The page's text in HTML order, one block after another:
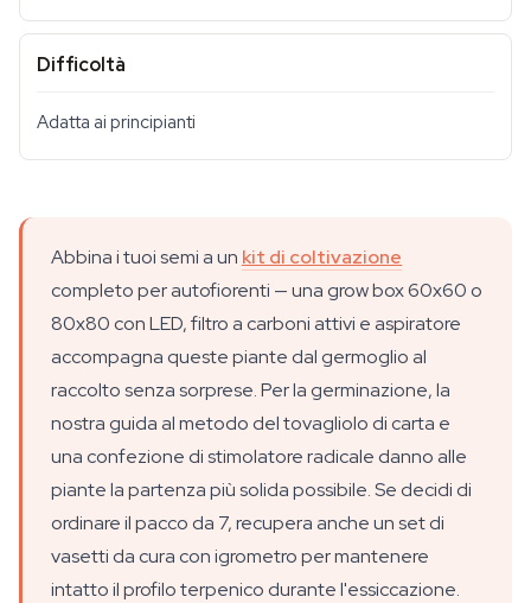
Difficoltà
Adatta ai principianti
Abbina i tuoi semi a un kit di coltivazione
completo per autofiorenti — una grow box 60x60 o
80x80 con LED, filtro a carboni attivi e aspiratore
accompagna queste piante dal germoglio al
raccolto senza sorprese. Per la germinazione, la
nostra guida al metodo del tovagliolo di carta e
una confezione di stimolatore radicale danno alle
piante la partenza più solida possibile. Se decidi di
ordinare il pacco da 7, recupera anche un set di
vasetti da cura con igrometro per mantenere
intatto il profilo terpenico durante l'essiccazione.